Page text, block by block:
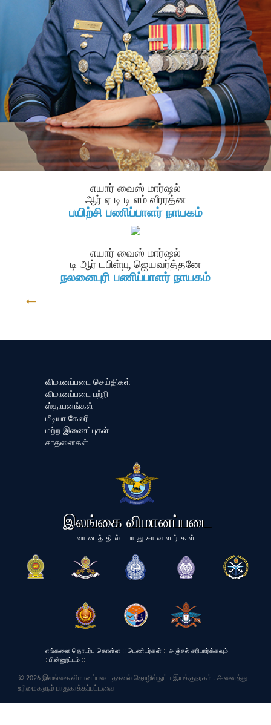
எயார் வைஸ் மார்ஷல்
ஆர் ஏ டி டி எம் வீரரத்ன
பயிற்சி பணிப்பாளர் நாயகம்
எயார் வைஸ் மார்ஷல்
டி ஆர் டபிள்யூ ஜெயவர்த்தனே
நலனைபுரி பணிப்பாளர் நாயகம்
விமானப்படை செய்திகள்
விமானப்படை பற்றி
ஸ்தாபனங்கள்
மீடியா கேலரி
மற்ற இணைப்புகள்
சாதனைகள்
இலங்கை விமானப்படை
வானத்தில் பாதுகாவளர்கள்
எங்களை தொடர்பு கொள்ள :: டெண்டர்கள் :: அஞ்சல் சரிபார்க்கவும்
::பின்னூட்டம் ::
© 2026 இலங்கை விமானப்படை தகவல் தொழில்நுட்ப இயக்குநரகம் . அனைத்து
உரிமைகளும் பாதுகாக்கப்பட்டவை